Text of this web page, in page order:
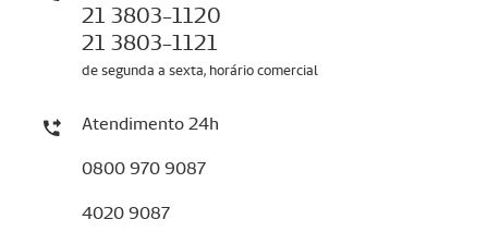
21 3803-1120
21 3803-1121
de segunda a sexta, horário comercial
Atendimento 24h
0800 970 9087
4020 9087